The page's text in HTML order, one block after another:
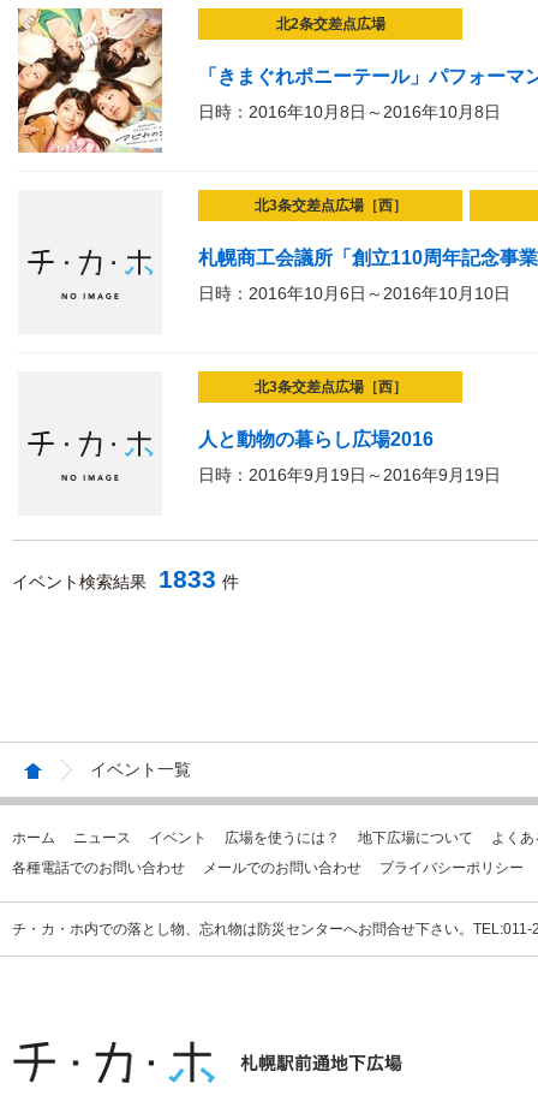
北2条交差点広場
「きまぐれポニーテール」パフォーマ
日時：2016年10月8日～2016年10月8日
北3条交差点広場［西］
札幌商工会議所「創立110周年記念事
日時：2016年10月6日～2016年10月10日
北3条交差点広場［西］
人と動物の暮らし広場2016
日時：2016年9月19日～2016年9月19日
イベント検索結果 1833 件
イベント一覧
ホーム ニュース イベント 広場を使うには？ 地下広場について
よく
各種電話でのお問い合わせ
メールでのお問い合わせ プライバシーポリシー
チ・カ・ホ内での落とし物、忘れ物は防災センターへお問合せ下さい。